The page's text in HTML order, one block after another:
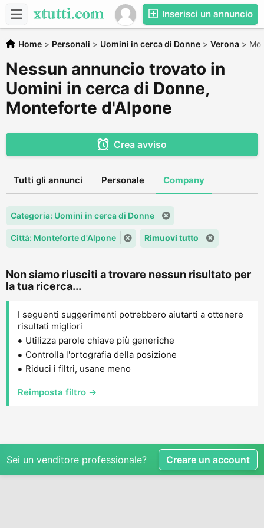
Inserisci un annuncio
Home > Personali > Uomini in cerca di Donne > Verona >
Nessun annuncio trovato in
Uomini in cerca di Donne,
Monteforte d'Alpone
Crea avviso
Tutti gli annunci Personale Company
Categoria: Uomini in cerca di Donne
Città: Monteforte d'Alpone Rimuovi tutto
Non siamo riusciti a trovare nessun risultato per
la tua ricerca...
I seguenti suggerimenti potrebbero aiutarti a ottenere
risultati migliori
Utilizza parole chiave più generiche
Controlla l'ortografia della posizione
Riduci i filtri, usane meno
Reimposta filtro →
Sei un venditore professionale? Creare un account